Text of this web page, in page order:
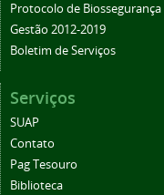
Protocolo de Biossegurança
Gestão 2012-2019
Boletim de Serviços
Serviços
SUAP
Contato
Pag Tesouro
Biblioteca